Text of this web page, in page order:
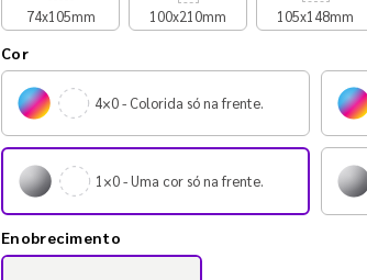
74x105mm 100x210mm 105x148mm
Cor
4×0 - Colorida só na frente.
1×0 - Uma cor só na frente.
Enobrecimento